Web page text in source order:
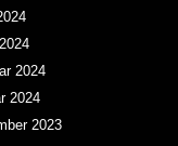
2024
2024
2023